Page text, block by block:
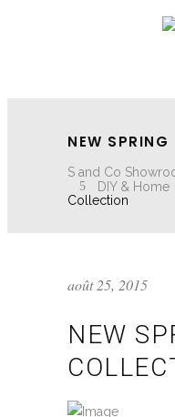
NEW
S and Co
DIY & Home
Collection
août 25, 2015
NEW